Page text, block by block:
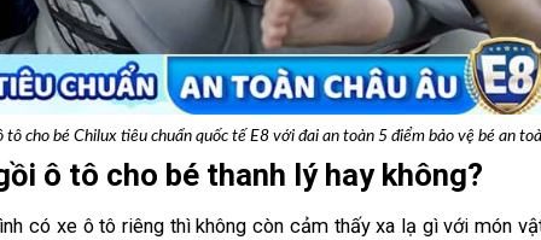
tô cho bé Chilux tiêu chuẩn quốc tế E8 với đai an toàn 5 điểm bảo vệ bé an
ô tô cho bé thanh lý hay không?
có xe ô tô riêng thì không còn cảm thấy xa lạ gì với món